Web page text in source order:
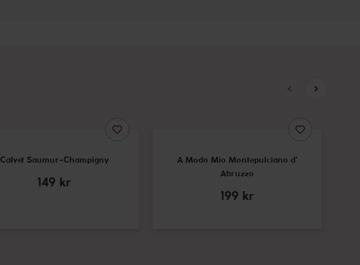
Calvet Saumur-Champigny
149 kr
A Modo Mio Montepulciano d'
Abruzzo
199 kr